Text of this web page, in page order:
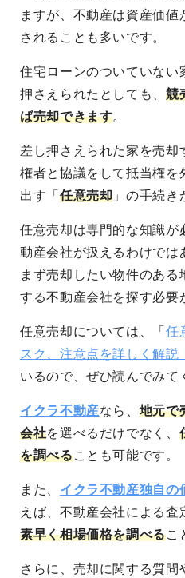
ますが、不動産は資産価値
されることも多いです。
住宅ローンのついていない
押さえられたとしても、競
ば売却できます。
差し押さえられた家を売却
権者と協議をして抵当権を
出す「 任意売却 」の手続き
任意売却は専門的な知識が
動産会社が扱えるわけでは
まず売却したい物件のある
する不動産会社を探す必要
任意売却については、「任
スク、注意点を詳しく解説
いるので、ぜひ読んでみて
イクラ不動産なら、 地元で
会社を選べるだけでなく、
を調べることも可能です。
また、 イクラ不動産独自の
えば、不動産会社による査
素早く相場価格を調べるこ
さらに、売却に関する質問